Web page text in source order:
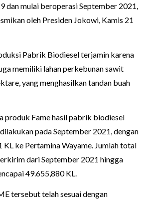
dan mulai beroperasi September 2021,
oleh Presiden Jokowi, Kamis 21
Pabrik Biodiesel terjamin karena
memiliki lahan perkebunan sawit
yang menghasilkan tandan buah
produk Fame hasil pabrik biodiesel
pada September 2021, dengan
KL ke Pertamina Wayame. Jumlah total
dari September 2021 hingga
49.655,880 KL.
tersebut telah sesuai dengan